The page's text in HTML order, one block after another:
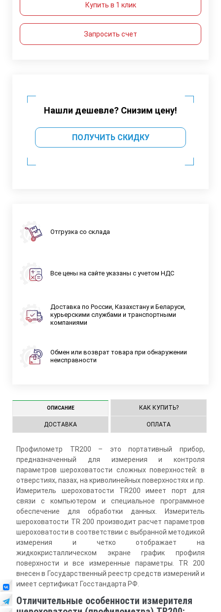
Купить в 1 клик
Запросить счет
Нашли дешевле? Снизим цену!
ПОЛУЧИТЬ СКИДКУ
Отгрузка со склада
Все цены на сайте указаны с учетом НДС
Доставка по России, Казахстану и Беларуси,
курьерскими службами и транспортными
компаниями
Обмен или возврат товара при обнаружении
неисправности
ОПИСАНИЕ КАК КУПИТЬ?
ДОСТАВКА ОПЛАТА
Профилометр TR200 – это портативный прибор,
предназначенный для измерения и контроля
параметров шероховатости сложных поверхностей: в
отверстиях, пазах, на криволинейных поверхностях и пр.
Измеритель шероховатости TR200 имеет порт для
связи с компьютером и специальное программное
обеспечение для обработки данных. Измеритель
шероховатости TR 200 производит расчет параметров
шероховатости в соответствии с выбранной методикой
измерения и четко отображает на
жидкокристаллическом экране график профиля
поверхности и все измеренные параметры. TR 200
внесен в Государственный реестр средств измерений и
имеет сертификат Госстандарта РФ.
Отличительные особенности измерителя